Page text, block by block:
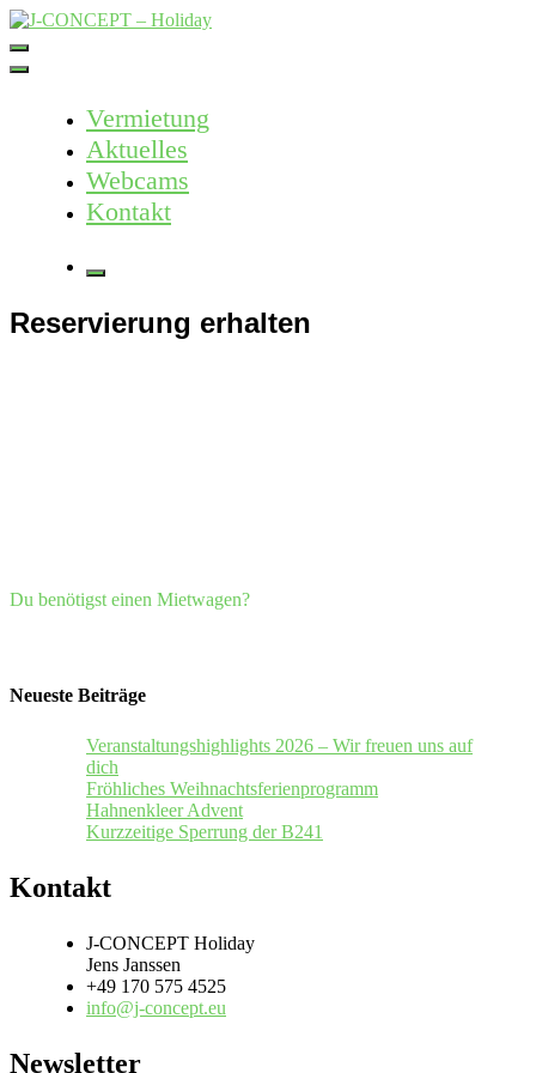
Skip
to
content
Vermietung
Aktuelles
Webcams
Kontakt
More
Reservierung erhalten
Du benötigst einen Mietwagen?
Neueste Beiträge
Veranstaltungshighlights 2026 – Wir freuen uns auf
dich
Fröhliches Weihnachtsferienprogramm
Hahnenkleer Advent
Kurzzeitige Sperrung der B241
Kontakt
J-CONCEPT Holiday
Jens Janssen
+49 170 575 4525
info@j-concept.eu
Newsletter